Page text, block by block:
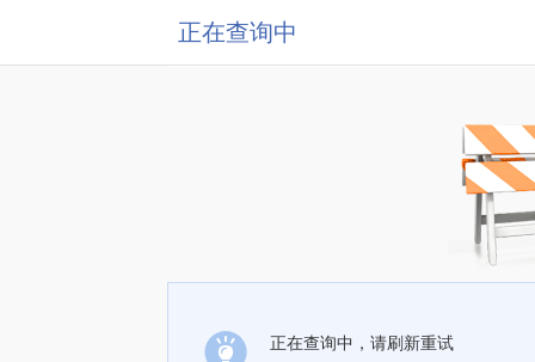
正在查询中
正在查询中，请刷新重试